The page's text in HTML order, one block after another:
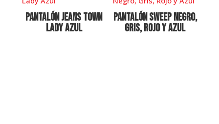
Pantalón Jeans Town
Lady Azul
Pantalón Sweep Negro,
Gris, Rojo y Azul